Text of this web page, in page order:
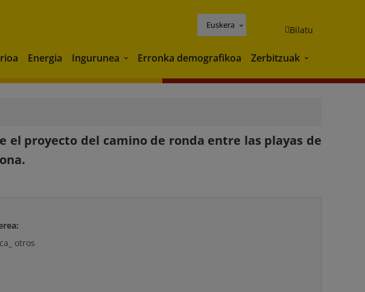
Euskera Bilatu
Energia Ingurunea Ingurunea
Erronka demografikoa Zerbitzuak Zerbitzuak
el proyecto del camino de ronda entre las playas de
otros